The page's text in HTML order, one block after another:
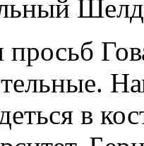
просьб
в